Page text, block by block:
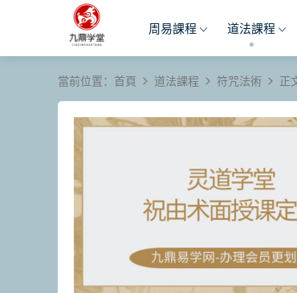
周易課程 道法課程
當前位置： 首頁 道法課程 符咒法術 正